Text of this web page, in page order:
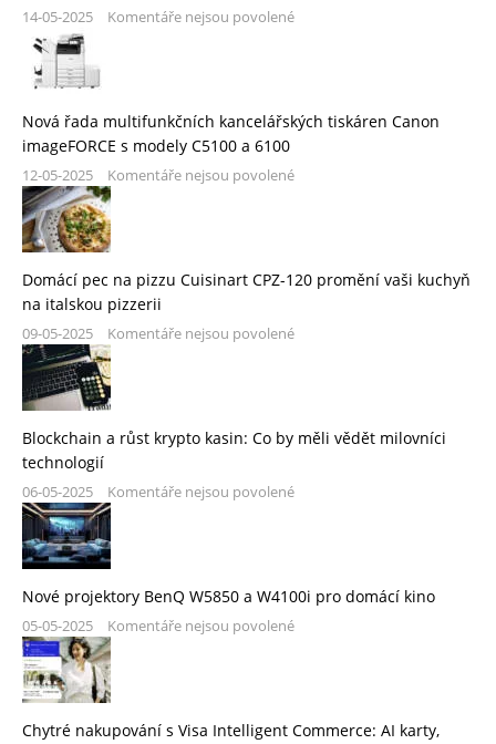
14-05-2025 Komentáře nejsou povolené
Nová řada multifunkčních kancelářských tiskáren Canon
imageFORCE s modely C5100 a 6100
12-05-2025 Komentáře nejsou povolené
Domácí pec na pizzu Cuisinart CPZ-120 promění vaši kuchyň
na italskou pizzerii
09-05-2025 Komentáře nejsou povolené
Blockchain a růst krypto kasin: Co by měli vědět milovníci
technologií
06-05-2025 Komentáře nejsou povolené
Nové projektory BenQ W5850 a W4100i pro domácí kino
05-05-2025 Komentáře nejsou povolené
Chytré nakupování s Visa Intelligent Commerce: AI karty,